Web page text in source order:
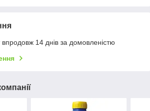
14 днів за домовленістю